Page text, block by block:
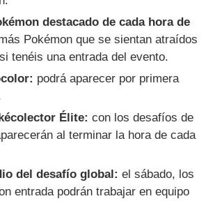
destacado de cada hora de
Pokémon que se sientan atraídos
tenéis una entrada del evento.
podrá aparecer por primera
Élite: con los desafíos de
al terminar la hora de cada
del desafío global: el sábado, los
entrada podrán trabajar en equipo